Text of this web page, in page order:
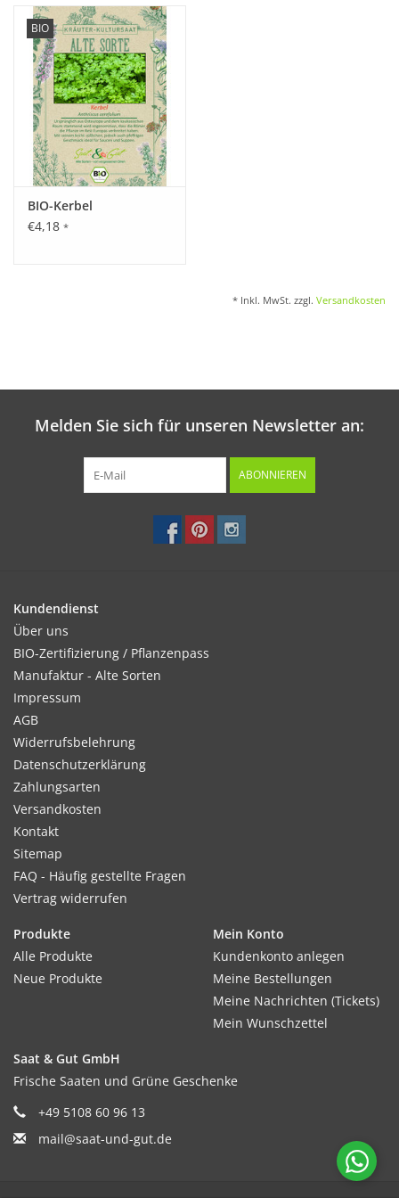
BIO
BIO-Kerbel
€4,18 *
* Inkl. MwSt. zzgl. Versandkosten
Melden Sie sich für unseren Newsletter an:
ABONNIEREN
Kundendienst
Über uns
BIO-Zertifizierung / Pflanzenpass
Manufaktur - Alte Sorten
Impressum
AGB
Widerrufsbelehrung
Datenschutzerklärung
Zahlungsarten
Versandkosten
Kontakt
Sitemap
FAQ - Häufig gestellte Fragen
Vertrag widerrufen
Produkte
Alle Produkte
Neue Produkte
Mein Konto
Kundenkonto anlegen
Meine Bestellungen
Meine Nachrichten (Tickets)
Mein Wunschzettel
Saat & Gut GmbH
Frische Saaten und Grüne Geschenke
+49 5108 60 96 13
mail@saat-und-gut.de